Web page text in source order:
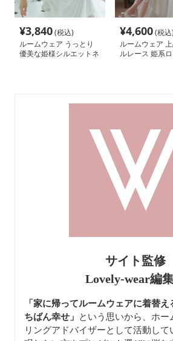
¥3,840(税込)
ルームウェア うっとり
優美な姫様シルエットネ
¥4,600(税込)
ルームウェア
ルレース 姫系
サイト監修
Lovely-wear編
「家に帰ってルームウェアに着替
ちばん幸せ」 という思いから、ホー
リングアドバイザーとして活動し